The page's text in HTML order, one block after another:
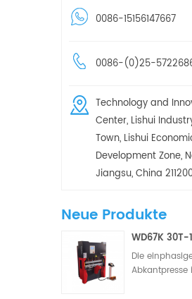
0086-15156147667
0086-(0)25-
Technology and
Center, Lishui
Town, Lishui
Development Zone,
Jiangsu, China
Neue Produkte
Die
Abkantpresse